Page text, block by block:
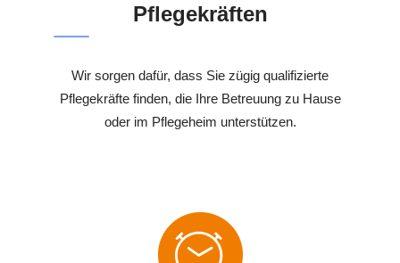
Pflegekräften
Wir sorgen dafür, dass Sie zügig qualifizierte
Pflegekräfte finden, die Ihre Betreuung zu Hause
oder im Pflegeheim unterstützen.